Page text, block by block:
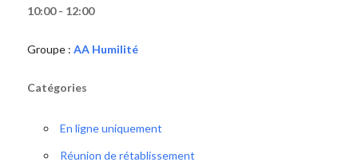
10:00 - 12:00
Groupe : AA Humilité
Catégories
En ligne uniquement
Réunion de rétablissement